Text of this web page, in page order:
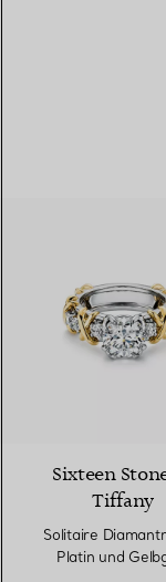
Sixteen
Tiffany
Solitaire
Platin und